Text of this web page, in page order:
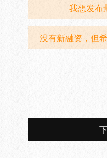
我想发布
没有新融资，但